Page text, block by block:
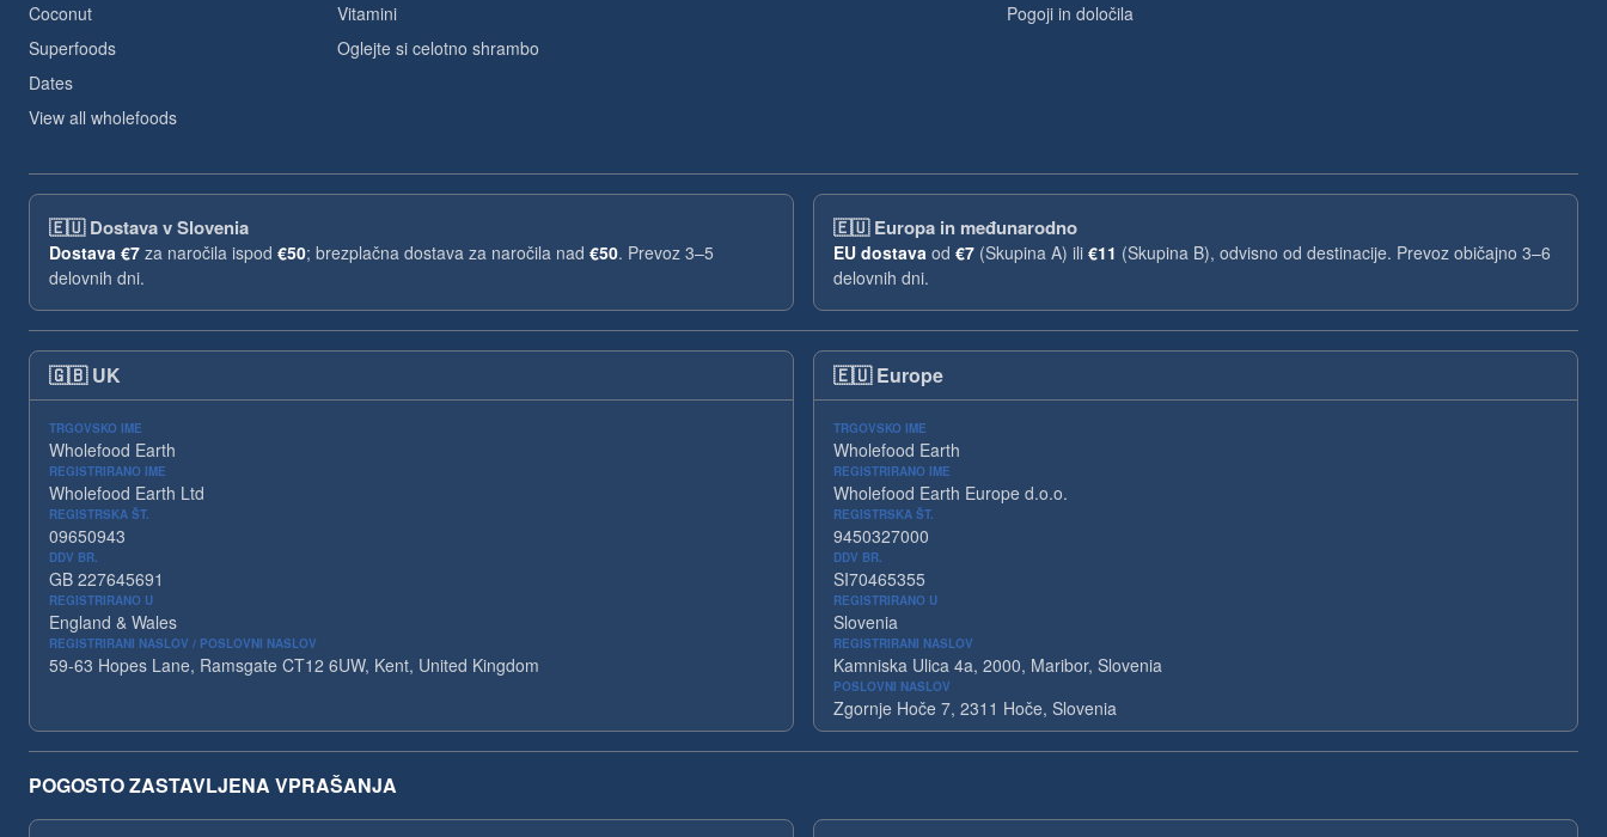
Coconut
Superfoods
Dates
View all wholefoods
Vitamini
Oglejte si celotno shrambo
Pogoji in določila
🇪🇺Dostava v Slovenia
Dostava €7 za naročila ispod €50; brezplačna dostava za naročila nad €50. Prevoz 3–5
delovnih dni.
🇪🇺Europa in međunarodno
EU dostava od €7 (Skupina A) ili €11 (Skupina B), odvisno od destinacije. Prevoz običajno 3–6
delovnih dni.
🇬🇧 UK
TRGOVSKO IME
Wholefood Earth
REGISTRIRANO IME
Wholefood Earth Ltd
REGISTRSKA ŠT.
09650943
DDV BR.
GB 227645691
REGISTRIRANO U
England & Wales
REGISTRIRANI NASLOV / POSLOVNI NASLOV
59-63 Hopes Lane, Ramsgate CT12 6UW, Kent, United Kingdom
🇪🇺 Europe
TRGOVSKO IME
Wholefood Earth
REGISTRIRANO IME
Wholefood Earth Europe d.o.o.
REGISTRSKA ŠT.
9450327000
DDV BR.
SI70465355
REGISTRIRANO U
Slovenia
REGISTRIRANI NASLOV
Kamniska Ulica 4a, 2000, Maribor, Slovenia
POSLOVNI NASLOV
Zgornje Hoče 7, 2311 Hoče, Slovenia
POGOSTO ZASTAVLJENA VPRAŠANJA